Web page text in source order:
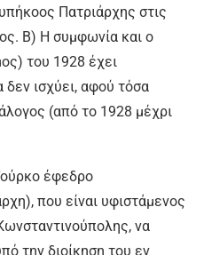
Πατριάρχης στις
Β) Η συμφωνία και ο
του 1928 έχει
δεν ισχύει, αφού τόσα
(από το 1928 μέχρι
έφεδρο
που είναι υφιστάμενος
να
την διοίκηση του εν